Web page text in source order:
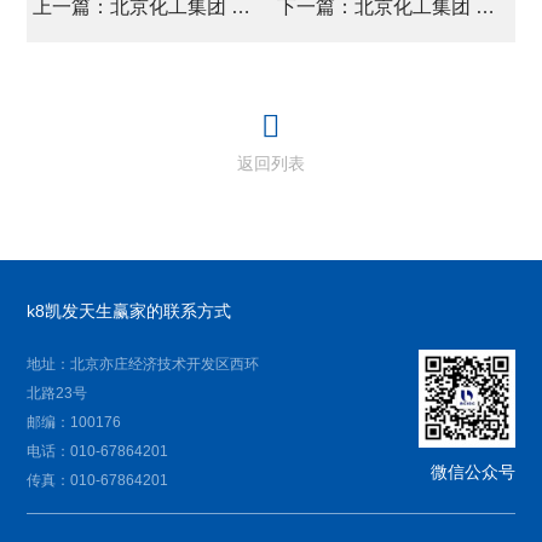
上一篇：北京化工集团 参展中国国际塑料展 pae产品首次亮相 下一篇：北京化工集团 召开科技工作大会
返回列表
k8凯发天生赢家的联系方式
地址：北京亦庄经济技术开发区西环
北路23号
邮编：100176
电话：010-67864201
传真：010-67864201
微信公众号